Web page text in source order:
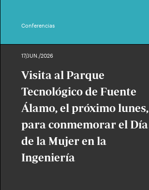
Conferencias
17/JUN./2026
Visita al Parque
Tecnológico de Fuente
Álamo, el próximo lunes,
para conmemorar el Día
de la Mujer en la
Ingeniería